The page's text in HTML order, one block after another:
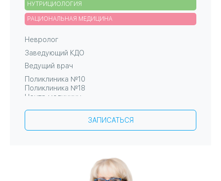
НУТРИЦИОЛОГИЯ
РАЦИОНАЛЬНАЯ МЕДИЦИНА
Невролог
Заведующий КДО
Ведущий врач
Поликлиника №10
Поликлиника №18
Центр медицины
ЗАПИСАТЬСЯ